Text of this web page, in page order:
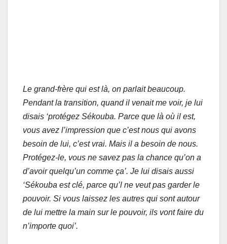
Le grand-frère qui est là, on parlait beaucoup.
Pendant la transition, quand il venait me voir, je lui
disais ‘protégez Sékouba. Parce que là où il est,
vous avez l’impression que c’est nous qui avons
besoin de lui, c’est vrai. Mais il a besoin de nous.
Protégez-le, vous ne savez pas la chance qu’on a
d’avoir quelqu’un comme ça’. Je lui disais aussi
‘Sékouba est clé, parce qu’l ne veut pas garder le
pouvoir. Si vous laissez les autres qui sont autour
de lui mettre la main sur le pouvoir, ils vont faire du
n’importe quoi’.